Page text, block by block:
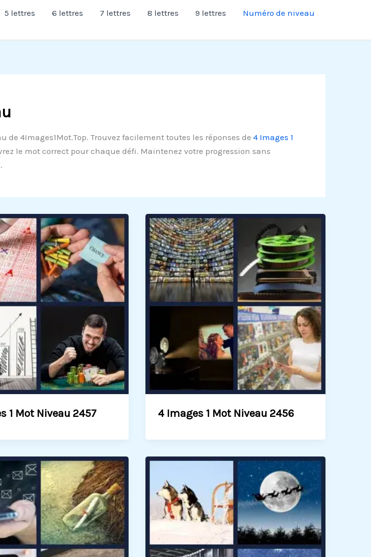
5 lettres 6 lettres 7 lettres 8 lettres 9 lettres
Numéro de niveau
4Images1Mot.Top. Trouvez facilement toutes les réponses de 4 Images 1
le mot correct pour chaque défi. Maintenez votre progression sans
1 Mot Niveau 2457 4 Images 1 Mot Niveau 2456